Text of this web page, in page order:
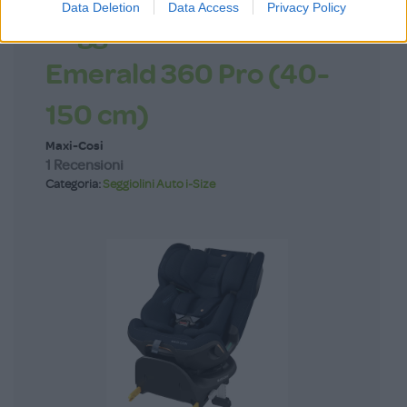
Data Deletion Data Access Privacy Policy
Seggiolino Auto
Emerald 360 Pro (40-
150 cm)
Maxi-Cosi
1 Recensioni
Categoria:Seggiolini Auto i-Size